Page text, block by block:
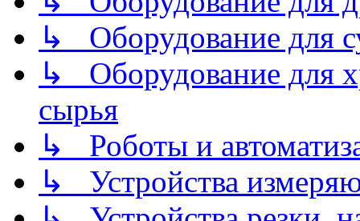
↳ Оборудование для
↳ Оборудование для
сырья
↳ Роботы и
↳ Устройства